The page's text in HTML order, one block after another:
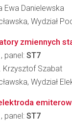
Ewa Danielewska
Wydział
zmiennych
, panel: ST7
Krzysztof Szabat
Wydział
, panel: ST7